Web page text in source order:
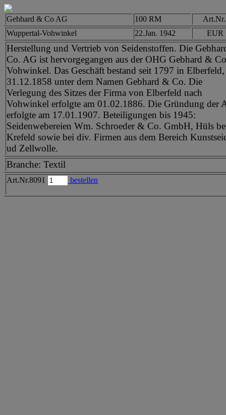
Gebhard & Co AG 100 RM
Wuppertal-Vohwinkel
22.Jan. 1942 EUR
Herstellung und Vertrieb von Seidenstoffen. Die
Co. AG ist hervorgegangen aus der OHG Gebhard &
Vohwinkel. Das Geschäft bestand seit 1797 in Elberfeld,
31.12.1858 unter dem Namen Gebhard & Co. Die
Verlegung des Sitzes der Firma von Elberfeld nach
Vohwinkel erfolgte am 01.02.1886. Die Gründung der
erfolgte am 17.01.1907. Beteiligungen bis 1945:
Seidenwebereien Wm. Schroeder & Co. GmbH, Hüls
Krefeld sowie bei div. Firmen aus dem Bereich
ud Zellwolle.
Branche: Textil
Art.Nr.8091 bestellen